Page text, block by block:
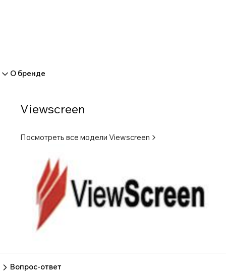
О бренде
Viewscreen
Посмотреть все модели Viewscreen
Вопрос-ответ